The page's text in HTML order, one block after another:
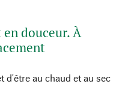
en douceur. À
d'être au chaud et au sec